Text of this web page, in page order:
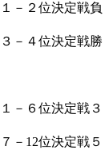
－２位決定戦負
決定戦勝
６位決定戦３
決定戦５